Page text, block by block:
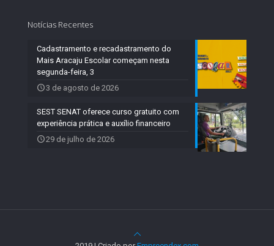
Notícias Recentes
Cadastramento e recadastramento do
Mais Aracaju Escolar começam nesta
segunda-feira, 3
3 de agosto de 2026
SEST SENAT oferece curso gratuito com
experiência prática e auxílio financeiro
29 de julho de 2026